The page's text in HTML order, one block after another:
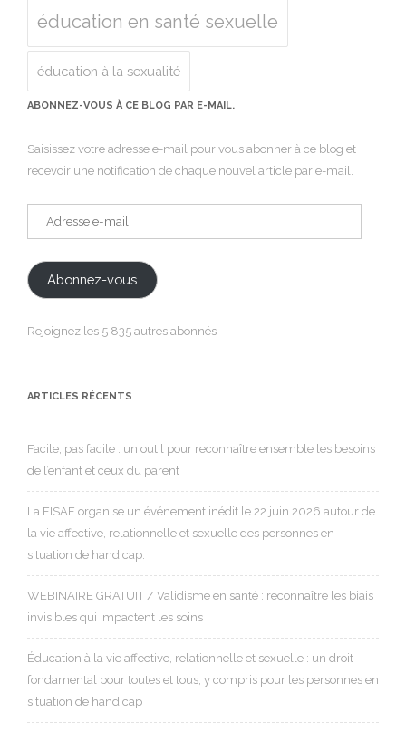
éducation en santé sexuelle
éducation à la sexualité
ABONNEZ-VOUS À CE BLOG PAR E-MAIL.
Saisissez votre adresse e-mail pour vous abonner à ce blog et
recevoir une notification de chaque nouvel article par e-mail.
Abonnez-vous
Rejoignez les 5 835 autres abonnés
ARTICLES RÉCENTS
Facile, pas facile : un outil pour reconnaître ensemble les besoins
de l’enfant et ceux du parent
La FISAF organise un événement inédit le 22 juin 2026 autour de
la vie affective, relationnelle et sexuelle des personnes en
situation de handicap.
WEBINAIRE GRATUIT / Validisme en santé : reconnaître les biais
invisibles qui impactent les soins
Éducation à la vie affective, relationnelle et sexuelle : un droit
fondamental pour toutes et tous, y compris pour les personnes en
situation de handicap